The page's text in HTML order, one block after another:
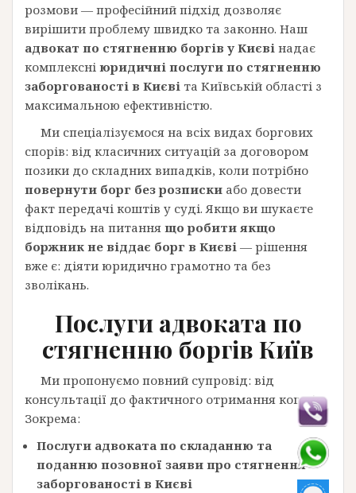
розмови — професійний підхід дозволяє
вирішити проблему швидко та законно. Наш
адвокат по стягненню боргів у Києві надає
комплексні юридичні послуги по стягненню
заборгованості в Києві та Київській області з
максимальною ефективністю.
Ми спеціалізуємося на всіх видах боргових
спорів: від класичних ситуацій за договором
позики до складних випадків, коли потрібно
повернути борг без розписки або довести
факт передачі коштів у суді. Якщо ви шукаєте
відповідь на питання що робити якщо
боржник не віддає борг в Києві — рішення
вже є: діяти юридично грамотно та без
зволікань.
Послуги адвокатапо
стягненню боргів Київ
Ми пропонуємо повний супровід: від
консультації до фактичного отримання коштів.
Зокрема:
Послуги адвоката по складанню та
поданню позовної заяви про стягнення
заборгованості в Києві